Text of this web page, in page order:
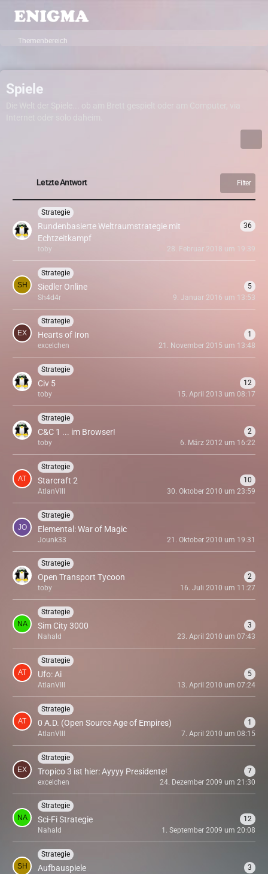
Themenbereich
Spiele
Die Welt der Spiele... ob am Brett gespielt oder am Computer, via
Internet oder solo daheim.
Letzte Antwort Filter
Strategie
Rundenbasierte Weltraumstrategie mit
Echtzeitkampf
36
toby 28. Februar 2018 um 19:39
Strategie
Siedler Online
5
Sh4d4r
9. Januar 2016 um 13:53
Strategie
Hearts of Iron
1
excelchen
21. November 2015 um 13:48
Strategie
Civ 5
12
toby
15. April 2013 um 08:17
Strategie
C&C 1 ... im Browser!
2
toby
6. März 2012 um 16:22
Strategie
Starcraft 2
10
AtlanVIII
30. Oktober 2010 um 23:59
Strategie
Elemental: War of Magic
Jounk33 21. Oktober 2010 um 19:31
Strategie
Open Transport Tycoon
2
toby
16. Juli 2010 um 11:27
Strategie
Sim City 3000
3
Nahald
23. April 2010 um 07:43
Strategie
Ufo: Ai
5
AtlanVIII
13. April 2010 um 07:24
Strategie
0 A.D. (Open Source Age of Empires)
1
AtlanVIII
7. April 2010 um 08:15
Strategie
Tropico 3 ist hier: Ayyyy Presidente!
7
excelchen
24. Dezember 2009 um 21:30
Strategie
Sci-Fi Strategie
12
Nahald
1. September 2009 um 20:08
Strategie
Aufbauspiele
3